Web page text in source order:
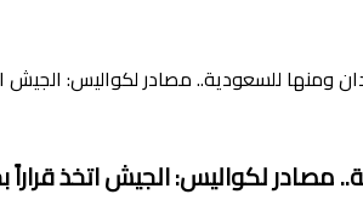
ومنها للسعودية.. مصادر لكواليس: الجيش
لكواليس: الجيش اتخذ